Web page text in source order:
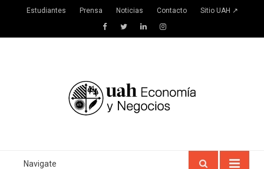
Estudiantes Prensa Noticias Contacto Sitio UAH ↗
FacebookTwitterLinkedInInstagram
Navigate